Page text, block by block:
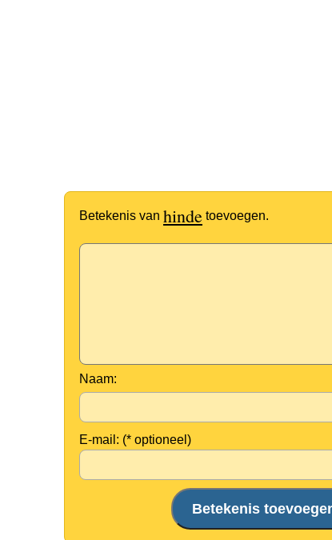
Betekenis van hinde toevoegen.
Naam:
E-mail: (* optioneel)